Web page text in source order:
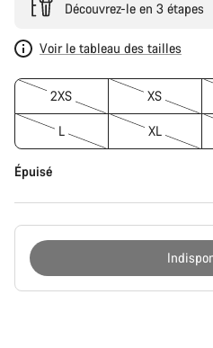
Découvrez-le en 3 étapes
Voir le tableau des tailles
2XS XS
L XL
Épuisé